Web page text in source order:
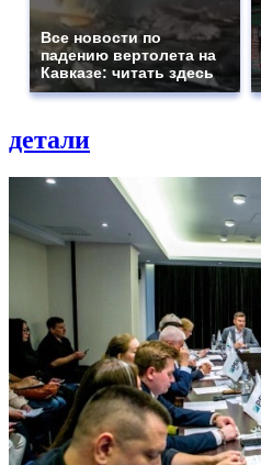
Все новости по
падению вертолета на
Кавказе: читать здесь
детали